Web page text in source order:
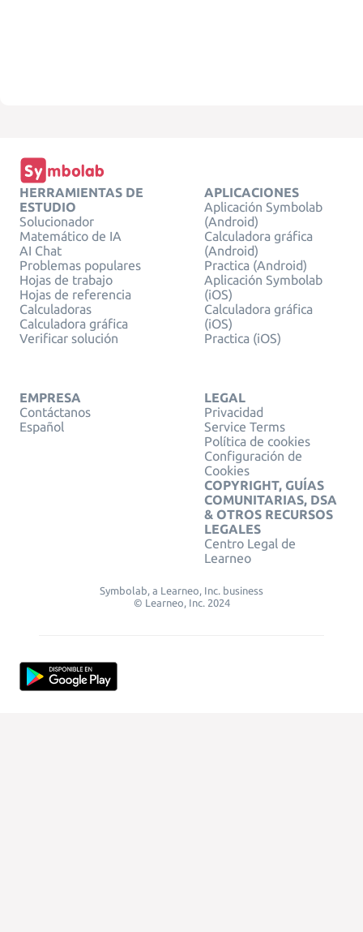
HERRAMIENTAS DE
ESTUDIO
Solucionador
Matemático de IA
AI Chat
Problemas populares
Hojas de trabajo
Hojas de referencia
Calculadoras
Calculadora gráfica
Verificar solución
APLICACIONES
Aplicación Symbolab
(Android)
Calculadora gráfica
(Android)
Practica (Android)
Aplicación Symbolab
(iOS)
Calculadora gráfica
(iOS)
Practica (iOS)
EMPRESA
Contáctanos
Español
LEGAL
Privacidad
Service Terms
Política de cookies
Configuración de
Cookies
COPYRIGHT, GUÍAS
COMUNITARIAS, DSA
& OTROS RECURSOS
LEGALES
Centro Legal de
Learneo
Symbolab, a Learneo, Inc. business
© Learneo, Inc. 2024